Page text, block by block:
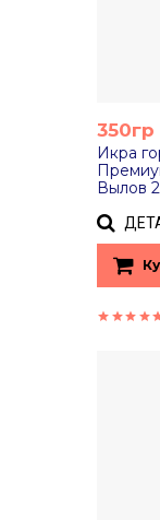
Икра
Вылов